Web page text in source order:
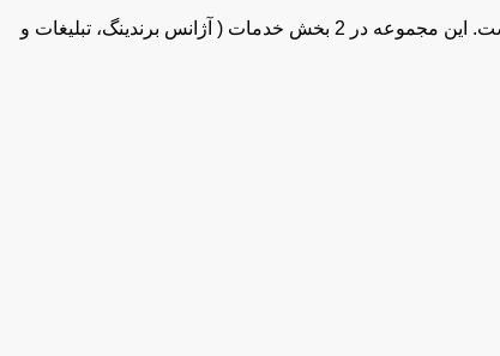
آریا مد گروپ اولین مجموعه تخصصی در ایران در راستای ارائه خدمات جامع و تخصصی به پزشکان و فعالین حوزه درمان، سلامت و بهداشت است. این مجموعه در 2 بخش خدمات ( آژانس برندینگ، تبلیغات و